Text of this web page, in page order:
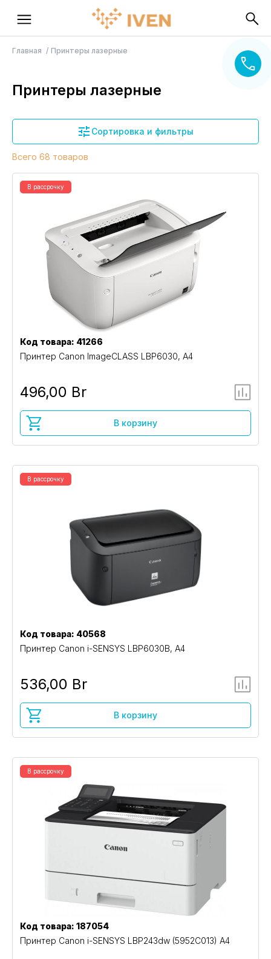
Главная Принтеры лазерные
Принтеры лазерные
Сортировка и фильтры
Всего 68 товаров
В рассрочку
Код товара: 41266
Принтер Canon ImageCLASS LBP6030, A4
496,00 Br
В корзину
В рассрочку
Код товара: 40568
Принтер Canon i-SENSYS LBP6030B, A4
536,00 Br
В корзину
В рассрочку
Код товара: 187054
Принтер Canon i-SENSYS LBP243dw (5952C013) A4